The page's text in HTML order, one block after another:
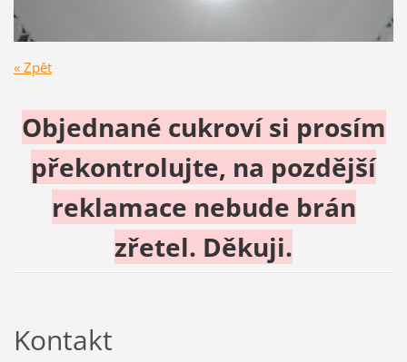
« Zpět
Objednané cukroví si prosím
překontrolujte, na pozdější
reklamace nebude brán
zřetel. Děkuji.
Kontakt